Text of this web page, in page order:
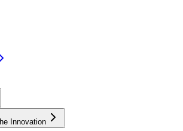
Innovation